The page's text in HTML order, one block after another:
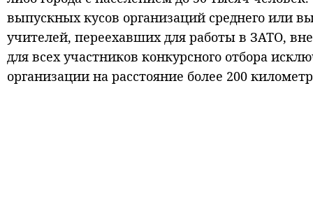
выпускных кусов организаций среднего или
учителей, переехавших для работы в ЗАТО,
для всех участников конкурсного отбора
организации на расстояние более 200